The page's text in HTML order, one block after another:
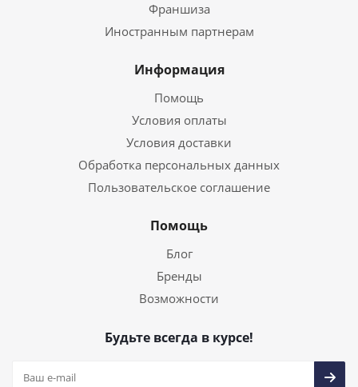
Франшиза
Иностранным партнерам
Информация
Помощь
Условия оплаты
Условия доставки
Обработка персональных данных
Пользовательское соглашение
Помощь
Блог
Бренды
Возможности
Будьте всегда в курсе!